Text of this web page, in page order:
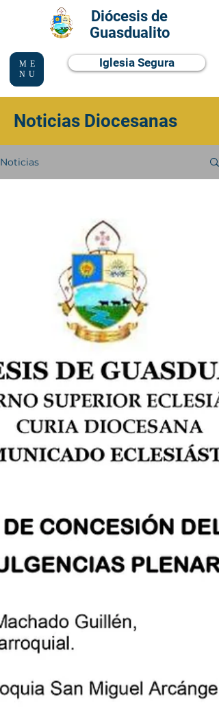
Diócesis de
Guasdualito
Iglesia Segura
ME
NU
Noticias Diocesanas
Noticias